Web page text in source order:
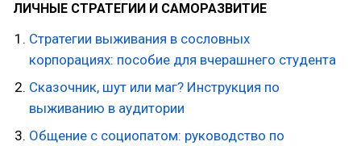
ЛИЧНЫЕ СТРАТЕГИИ И САМОРАЗВИТИЕ
Стратегии выживания в сословных
корпорациях: пособие для вчерашнего студента
Сказочник, шут или маг? Инструкция по
выживанию в аудитории
Общение с социопатом: руководство по